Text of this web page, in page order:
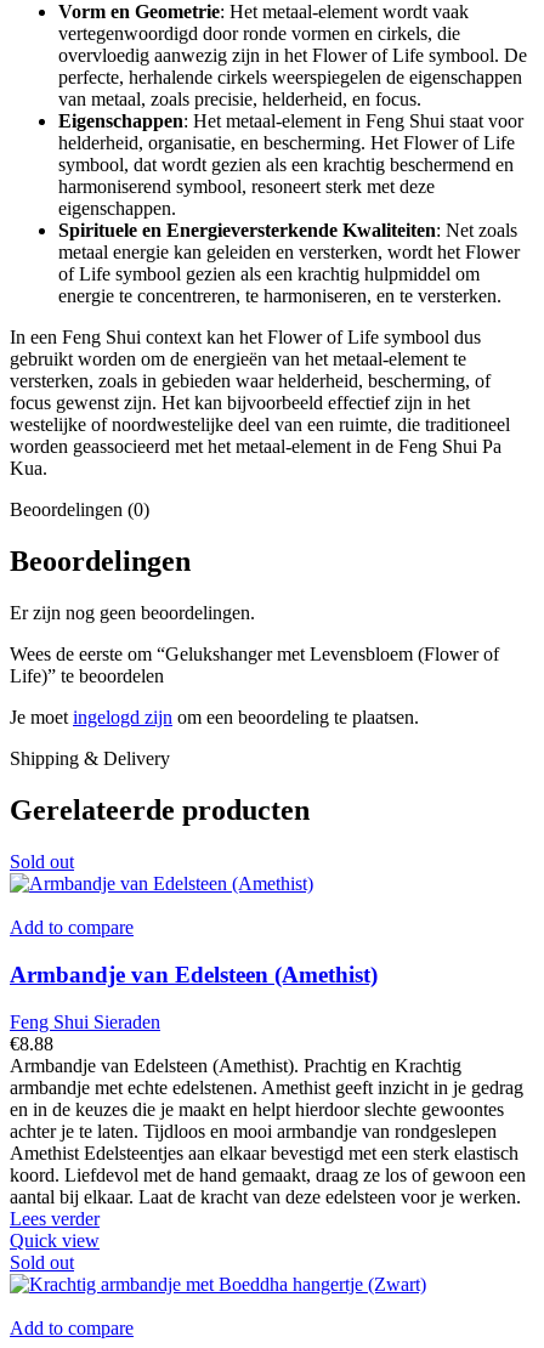
Vorm en Geometrie: Het metaal-element wordt vaak
vertegenwoordigd door ronde vormen en cirkels, die
overvloedig aanwezig zijn in het Flower of Life symbool. De
perfecte, herhalende cirkels weerspiegelen de eigenschappen
van metaal, zoals precisie, helderheid, en focus.
Eigenschappen: Het metaal-element in Feng Shui staat voor
helderheid, organisatie, en bescherming. Het Flower of Life
symbool, dat wordt gezien als een krachtig beschermend en
harmoniserend symbool, resoneert sterk met deze
eigenschappen.
Spirituele en Energieversterkende Kwaliteiten: Net zoals
metaal energie kan geleiden en versterken, wordt het Flower
of Life symbool gezien als een krachtig hulpmiddel om
energie te concentreren, te harmoniseren, en te versterken.
In een Feng Shui context kan het Flower of Life symbool dus
gebruikt worden om de energieën van het metaal-element te
versterken, zoals in gebieden waar helderheid, bescherming, of
focus gewenst zijn. Het kan bijvoorbeeld effectief zijn in het
westelijke of noordwestelijke deel van een ruimte, die traditioneel
worden geassocieerd met het metaal-element in de Feng Shui Pa
Kua.
Beoordelingen (0)
Beoordelingen
Er zijn nog geen beoordelingen.
Wees de eerste om “Gelukshanger met Levensbloem (Flower of
Life)” te beoordelen
Je moet ingelogd zijn om een beoordeling te plaatsen.
Shipping & Delivery
Gerelateerde producten
Sold out
Add to compare
Armbandje van Edelsteen (Amethist)
Feng Shui Sieraden
€8.88
Armbandje van Edelsteen (Amethist). Prachtig en Krachtig
armbandje met echte edelstenen. Amethist geeft inzicht in je gedrag
en in de keuzes die je maakt en helpt hierdoor slechte gewoontes
achter je te laten. Tijdloos en mooi armbandje van rondgeslepen
Amethist Edelsteentjes aan elkaar bevestigd met een sterk elastisch
koord. Liefdevol met de hand gemaakt, draag ze los of gewoon een
aantal bij elkaar. Laat de kracht van deze edelsteen voor je werken.
Lees verder
Quick view
Sold out
Add to compare